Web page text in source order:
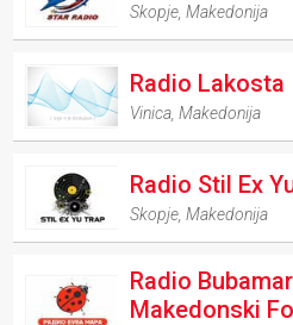
Skopje ,Makedonija
Radio Lakosta
Vinica ,Makedonija
Radio Stil Ex
Skopje ,Makedonija
Radio
Makedonski